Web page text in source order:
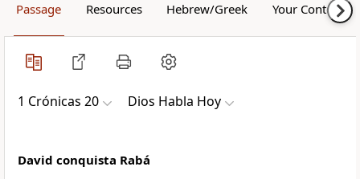
Passage Resources Hebrew/Greek Your Content
1 Crónicas 20 Dios Habla Hoy
David conquista Rabá